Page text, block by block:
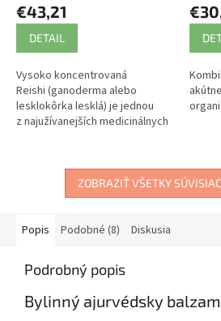
€43,21
DETAIL
Vysoko koncentrovaná
Reishi (ganoderma alebo
lesklokôrka lesklá) je jednou
z najužívanejších medicinálnych
ZOBRAZIŤ VŠETKY
Popis Podobné (8) Diskusia
Podrobný popis
Bylinný ajurvédsky